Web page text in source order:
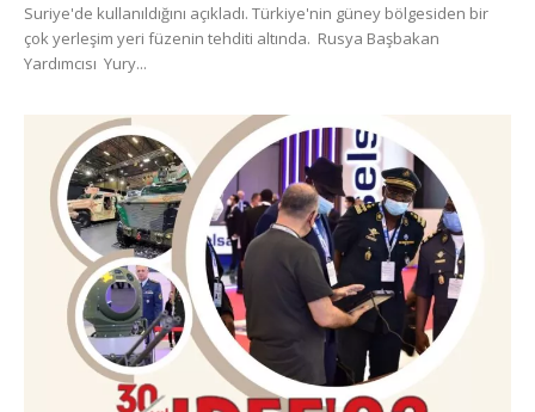
Suriye'de kullanıldığını açıkladı. Türkiye'nin güney bölgesiden bir
çok yerleşim yeri füzenin tehditi altında. Rusya Başbakan
Yardımcısı Yury...